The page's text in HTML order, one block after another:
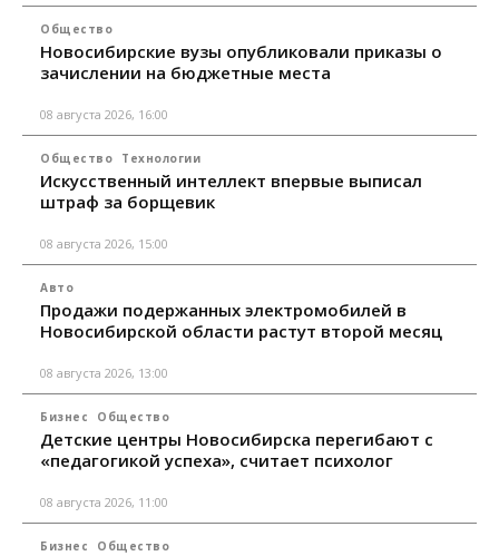
Общество
Новосибирские вузы опубликовали приказы о
зачислении на бюджетные места
08 августа 2026, 16:00
Общество Технологии
Искусственный интеллект впервые выписал
штраф за борщевик
08 августа 2026, 15:00
Авто
Продажи подержанных электромобилей в
Новосибирской области растут второй месяц
08 августа 2026, 13:00
Бизнес Общество
Детские центры Новосибирска перегибают с
«педагогикой успеха», считает психолог
08 августа 2026, 11:00
Бизнес Общество